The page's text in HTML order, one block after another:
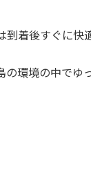
到着後すぐに快
環境の中でゆ